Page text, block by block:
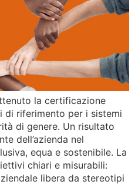
la certificazione
di riferimento per i sistemi
di genere. Un risultato
dell’azienda nel
equa e sostenibile. La
chiari e misurabili:
libera da stereotipi